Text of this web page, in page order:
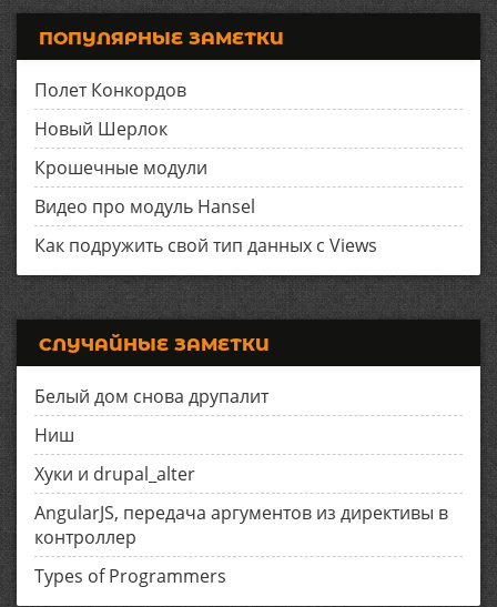
ПОПУЛЯРНЫЕ ЗАМЕТКИ
Полет Конкордов
Новый Шерлок
Крошечные модули
Видео про модуль Hansel
Как подружить свой тип данных с Views
СЛУЧАЙНЫЕ ЗАМЕТКИ
Белый дом снова друпалит
Ниш
Хуки и drupal_alter
AngularJS, передача аргументов из директивы в
контроллер
Types of Programmers